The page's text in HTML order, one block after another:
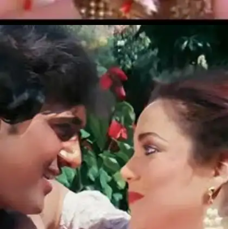
​​Chori Chori Aap Mere (चोरी-चोरी आप मेरे)​​
मंदाकिनी का ये गाना जबरदस्त है।